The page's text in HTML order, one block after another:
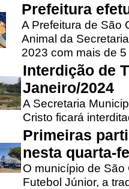
Prefeitura
A Prefeitura de São
Animal da
2023 com mais de 5
Interdição de
Janeiro/2024
A Secretaria
Cristo ficará
Primeiras
nesta quarta-
O município de
Futebol Júnior, a